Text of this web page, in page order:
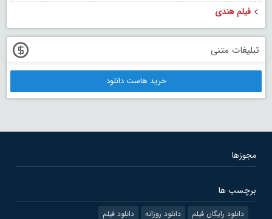
فیلم هندی
تبلیغات متنی
خرید هاست دانلود
مجوزها
برچسب ها
دانلود رایگان فیلم دانلود روزانه دانلود فیلم